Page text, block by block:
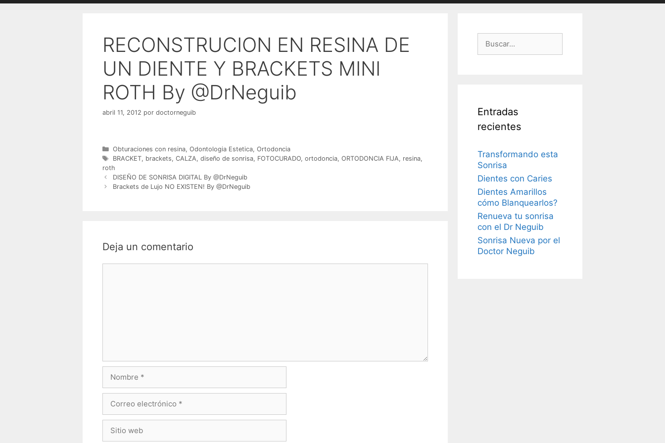
RECONSTRUCION EN RESINA DE
UN DIENTE Y BRACKETS MINI
ROTH By @DrNeguib
abril 11, 2012 por doctorneguib
Categorías
Obturaciones con resina, Odontologia Estetica, Ortodoncia
Etiquetas
BRACKET, brackets, CALZA, diseño de sonrisa, FOTOCURADO, ortodoncia, ORTODONCIA FIJA, resina,
roth
DISEÑO DE SONRISA DIGITAL By @DrNeguib
Brackets de Lujo NO EXISTEN! By @DrNeguib
Deja un comentario
electrónico
web
Entradas
recientes
Transformando esta
Sonrisa
Dientes con Caries
Dientes Amarillos
cómo Blanquearlos?
Renueva tu sonrisa
con el Dr Neguib
Sonrisa Nueva por el
Doctor Neguib